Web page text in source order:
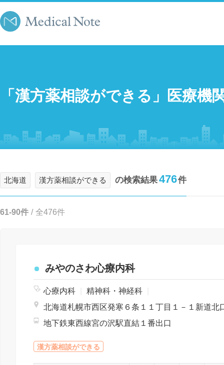
「漢方薬相談ができる」医療機
北海道 漢方薬相談ができる の検索結果476件
61-90件 / 全476件
みやのさわ心療内科
心療内科 精神科・神経科
地下鉄東西線宮の沢駅直結１番出口
漢方薬相談ができる